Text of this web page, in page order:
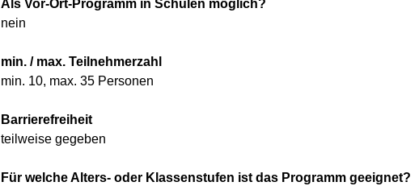
Als Vor-Ort-Programm in Schulen möglich?
nein
min. / max. Teilnehmerzahl
min. 10, max. 35 Personen
Barrierefreiheit
teilweise gegeben
Für welche Alters- oder Klassenstufen ist das Programm geeignet?